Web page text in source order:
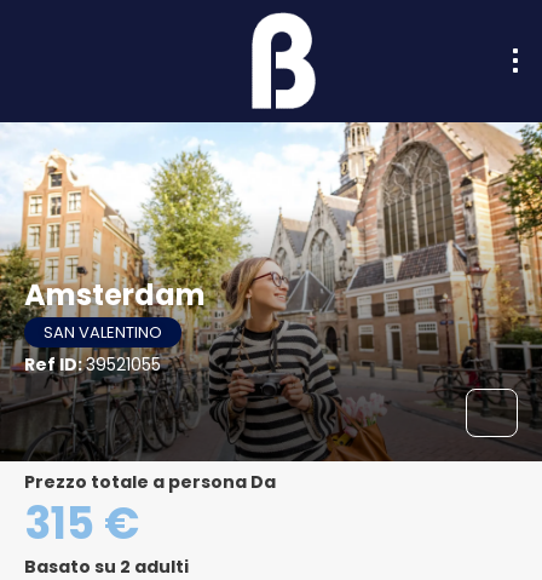
Amsterdam
SAN VALENTINO
Ref ID:39521055
Prezzo totale a persona Da
315 €
Basato su 2 adulti